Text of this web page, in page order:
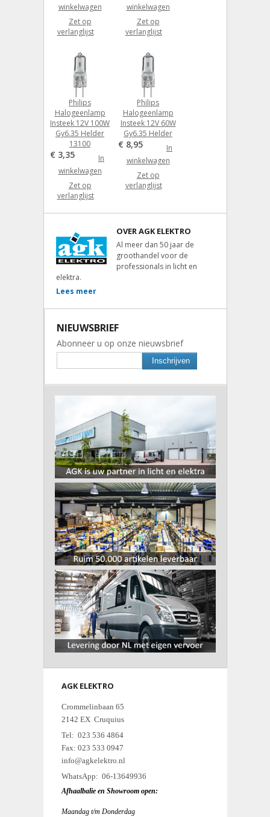
winkelwagen
Zet op
verlanglijst
winkelwagen
Zet op
verlanglijst
Philips
Halogeenlamp
Insteek 12V 100W
Gy6.35 Helder
13100
€ 3,35
In
winkelwagen
Zet op
verlanglijst
Philips
Halogeenlamp
Insteek 12V 60W
Gy6.35 Helder
€ 8,95
In
winkelwagen
Zet op
verlanglijst
OVER AGK ELEKTRO
Al meer dan 50 jaar de
groothandel voor de
professionals in licht en
elektra.
Lees meer
NIEUWSBRIEF
Abonneer u op onze nieuwsbrief
Inschrijven
AGK ELEKTRO
Crommelinbaan 65
2142 EX Cruquius
Tel: 023 536 4864
Fax: 023 533 0947
info@agkelektro.nl
WhatsApp: 06-13649936
Afhaalbalie en Showroom open:
Maandag t/m Donderdag